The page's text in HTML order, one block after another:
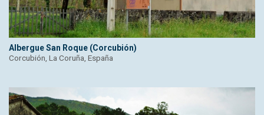
Albergue San Roque (Corcubión)
Corcubión, La Coruña, España